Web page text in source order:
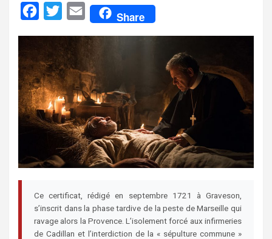
e
b
o
o
i
t
t
e
r
E
a
l
Share
Ce certificat, rédigé en septembre 1721 à Graveson,
s’inscrit dans la phase tardive de la peste de Marseille qui
ravage alors la Provence. L’isolement forcé aux infirmeries
de Cadillan et l’interdiction de la « sépulture commune »